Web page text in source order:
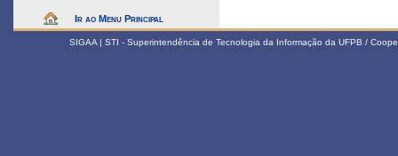
Ir ao Menu Principal
SIGAA | STI - Superintendência de Tecnologia da Informação da UFPB /